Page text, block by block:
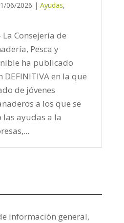
1/06/2026 | Ayudas,
La Consejería de
Pesca y
ha publicado
en la que
de jóvenes
a los que se
las ayudas a la
información general,